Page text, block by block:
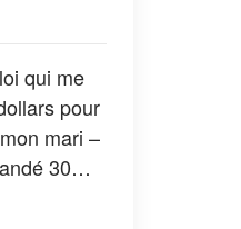
qui me
pour
mari –
30
lait en